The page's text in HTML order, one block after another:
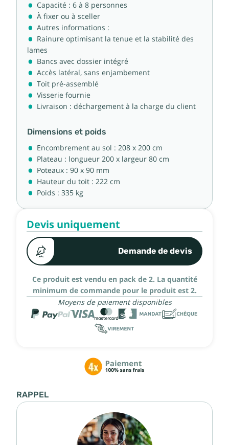
Capacité : 6 à 8 personnes
À fixer ou à sceller
Autres informations :
Rainure optimisant la tenue et la stabilité des
lames
Bancs avec dossier intégré
Accès latéral, sans enjambement
Toit pré-assemblé
Visserie fournie
Livraison : déchargement à la charge du client
Dimensions et poids
Encombrement au sol : 208 x 200 cm
Plateau : longueur 200 x largeur 80 cm
Poteaux : 90 x 90 mm
Hauteur du toit : 222 cm
Poids : 335 kg
Devis uniquement
Demande de devis
Ce produit est vendu en pack de 2. La quantité
minimum de commande pour le produit est 2.
Moyens de paiement disponibles
RAPPEL